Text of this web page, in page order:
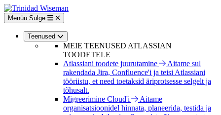
Liigu
edasi
põhisisu
juurde
Menüü Sulge
Teenused
MEIE TEENUSED ATLASSIAN
TOODETELE
Atlassiani toodete juurutamine
Aitame sul
rakendada Jira, Confluence'i ja teisi Atlassiani
tööriistu, et need toetaksid äriprotsesse selgelt ja
tõhusalt.
Migreerimine Cloud'i
Aitame
organisatsioonidel hinnata, planeerida, testida ja